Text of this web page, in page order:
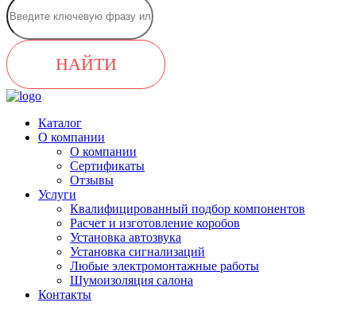
НАЙТИ
Каталог
О компании
О компании
Сертификаты
Отзывы
Услуги
Квалифицированный подбор компонентов
Расчет и изготовление коробов
Установка автозвука
Установка сигнализаций
Любые электромонтажные работы
Шумоизоляция салона
Контакты